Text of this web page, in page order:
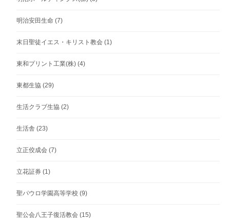
明治安田生命 (7)
末日聖徒イエス・キリスト教会 (1)
東和プリント工業(株) (4)
東都生協 (29)
生活クラブ生協 (2)
生活舎 (23)
立正佼成会 (7)
立花証券 (1)
聖パウロ学園高等学校 (9)
聖公会八王子復活教会 (15)